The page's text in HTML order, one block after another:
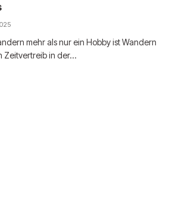
mehr als nur ein Hobby ist Wandern
Zeitvertreib in der…